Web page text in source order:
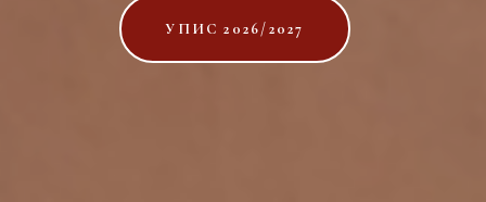
УПИС 2026/2027